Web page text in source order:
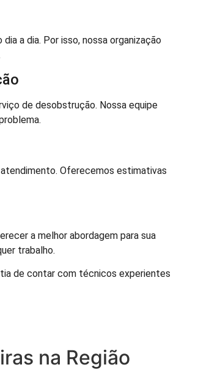
a dia. Por isso, nossa organização
de desobstrução. Nossa equipe
Oferecemos estimativas
a melhor abordagem para sua
trabalho.
de contar com técnicos experientes
na Região